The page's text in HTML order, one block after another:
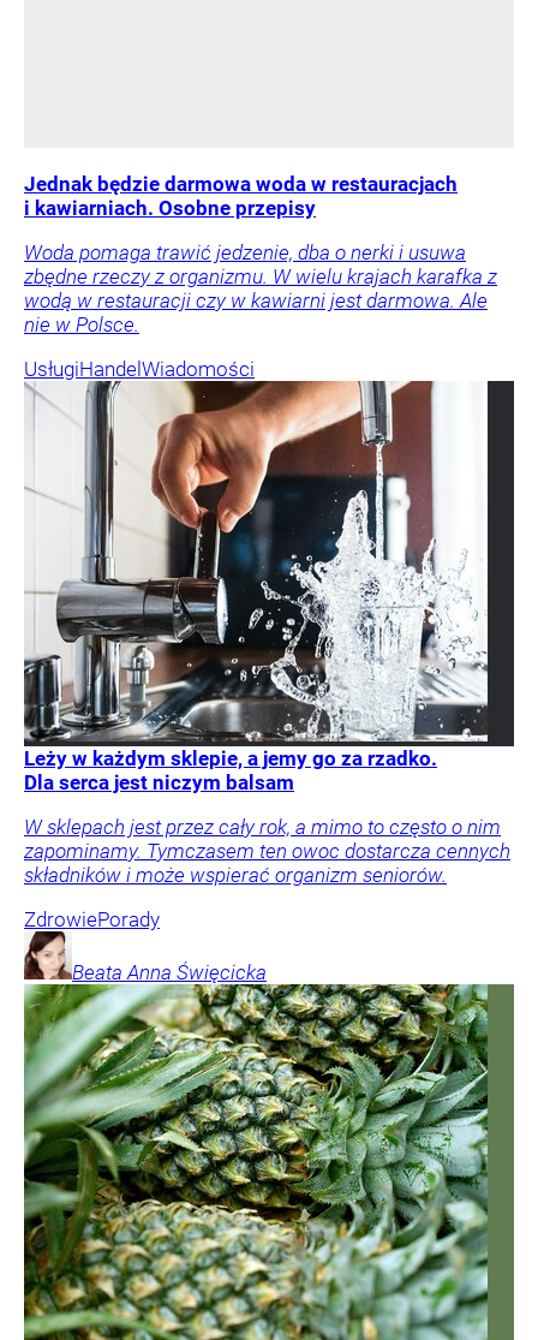
Jednak będzie darmowa woda w restauracjach
i kawiarniach. Osobne przepisy
Woda pomaga trawić jedzenie, dba o nerki i usuwa
zbędne rzeczy z organizmu. W wielu krajach karafka z
wodą w restauracji czy w kawiarni jest darmowa. Ale
nie w Polsce.
UsługiHandelWiadomości
Leży w każdym sklepie, a jemy go za rzadko.
Dla serca jest niczym balsam
W sklepach jest przez cały rok, a mimo to często o nim
zapominamy. Tymczasem ten owoc dostarcza cennych
składników i może wspierać organizm seniorów.
ZdrowiePorady
Beata Anna Święcicka